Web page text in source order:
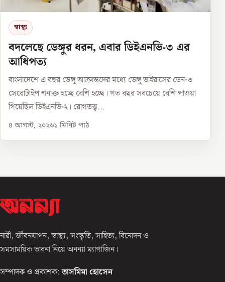
স্বাস্থ্য
বদলেছে ডেঙ্গুর ধরন, এবার ডিইএনভি-৩ এর
আধিপত্য
বাংলাদেশে এ বছর ডেঙ্গু আক্রান্তদের মধ্যে ডেঙ্গু ভাইরাসের ডেন-৩
সেরোটাইপ শনাক্ত হচ্ছে বেশি হচ্ছে। গত বছর সবচেয়ে বেশি পাওয়া
গিয়েছিল ডিইএনভি-২। রোগতত্ত্ব...
৪ আগস্ট, ২০২৬১ মিনিট পাঠ
নারী, জীবনযাপন, স্বাস্থ্য, সংস্কৃতি, সাহিত্য, বিনোদন ও
সমসাময়িক ভাবনা নিয়ে অনন্যা ম্যাগাজিন।
সম্পাদক ও প্রকাশক: তাসমিমা হোসেন